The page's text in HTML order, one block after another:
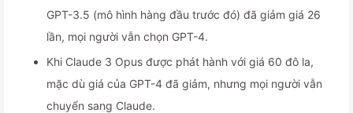
GPT-3.5 (mô hình hàng đầu trước đó) đã giảm giá 26
lần, mọi người vẫn chọn GPT-4.
Khi Claude 3 Opus được phát hành với giá 60 đô la,
mặc dù giá của GPT-4 đã giảm, nhưng mọi người vẫn
chuyển sang Claude.